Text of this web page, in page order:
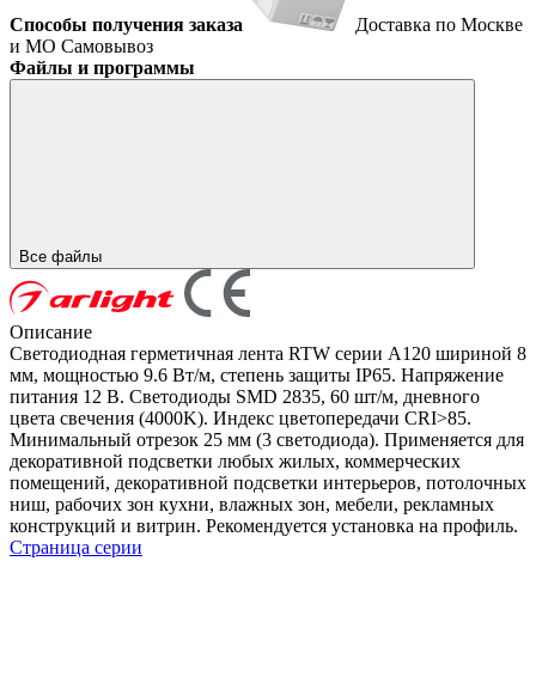
Способы получения заказа
Доставка по Москве
и МО Самовывоз
Файлы и программы
Все файлы
Описание
Светодиодная герметичная лента RTW серии A120 шириной 8
мм, мощностью 9.6 Вт/м, степень защиты IP65. Напряжение
питания 12 В. Светодиоды SMD 2835, 60 шт/м, дневного
цвета свечения (4000K). Индекс цветопередачи CRI>85.
Минимальный отрезок 25 мм (3 светодиода). Применяется для
декоративной подсветки любых жилых, коммерческих
помещений, декоративной подсветки интерьеров, потолочных
ниш, рабочих зон кухни, влажных зон, мебели, рекламных
конструкций и витрин. Рекомендуется установка на профиль.
Страница серии